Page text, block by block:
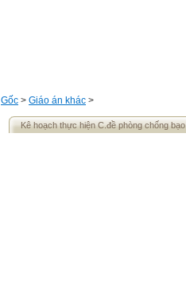
Gốc > Giáo án khác >
Kê hoạch thực hiện C.đề phòng chống